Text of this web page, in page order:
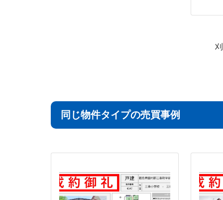
同じ物件タイプの売買事例